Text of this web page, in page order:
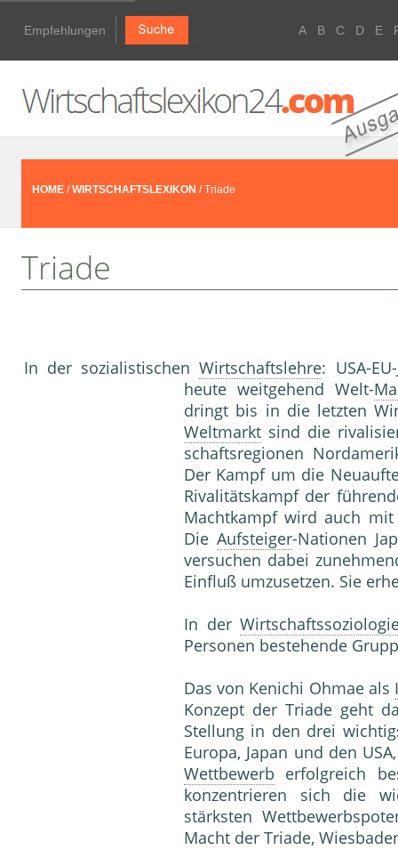
Empfehlungen A B C D E
HOME /WIRTSCHAFTSLEXIKON / Triade
Triade
In der sozialistischenWirtschaftslehre: USA-
heute weitgehend Welt-
dringt bis in die letzten
Weltmarkt sind die
schaftsregionen
Der Kampf um die
Rivalitätskampf der
Machtkampf wird auch
Die Aufsteiger-Nationen
versuchen dabei
Einfluß umzusetzen. Sie
In der
Personen bestehende
Das von Kenichi Ohmae als
Konzept der Triade geht
Stellung in den drei
Europa, Japan und den
Wettbewerb erfolgreich
konzentrieren sich die
stärksten
Macht der Triade,